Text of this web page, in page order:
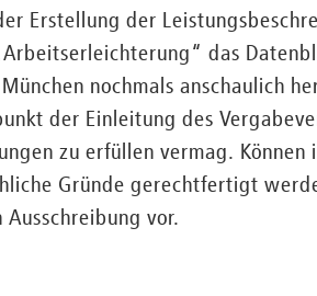
Erstellung der
das
nochmals anschaulich
der Einleitung des
zu erfüllen vermag. Können
Gründe gerechtfertigt
vor.